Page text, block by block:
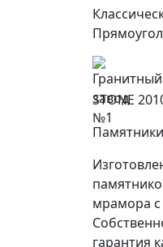
STONE
мрамора с
гарантия